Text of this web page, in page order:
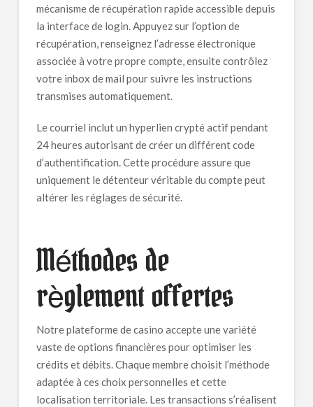
mécanisme de récupération rapide accessible depuis
la interface de login. Appuyez sur l’option de
récupération, renseignez l’adresse électronique
associée à votre propre compte, ensuite contrôlez
votre inbox de mail pour suivre les instructions
transmises automatiquement.
Le courriel inclut un hyperlien crypté actif pendant
24 heures autorisant de créer un différent code
d’authentification. Cette procédure assure que
uniquement le détenteur véritable du compte peut
altérer les réglages de sécurité.
Méthodes de
règlement offertes
Notre plateforme de casino accepte une variété
vaste de options financières pour optimiser les
crédits et débits. Chaque membre choisit l’méthode
adaptée à ces choix personnelles et cette
localisation territoriale. Les transactions s’réalisent